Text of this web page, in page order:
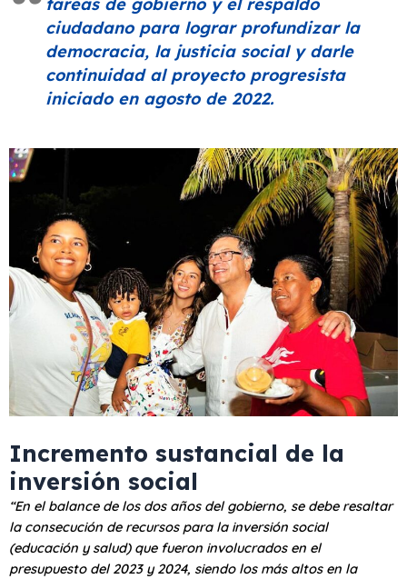
tareas de gobierno y el respaldo
ciudadano para lograr profundizar la
democracia, la justicia social y darle
continuidad al proyecto progresista
iniciado en agosto de 2022.
Incremento sustancial de la
inversión social
“En el balance de los dos años del gobierno, se debe resaltar
la consecución de recursos para la inversión social
(educación y salud) que fueron involucrados en el
presupuesto del 2023 y 2024, siendo los más altos en la